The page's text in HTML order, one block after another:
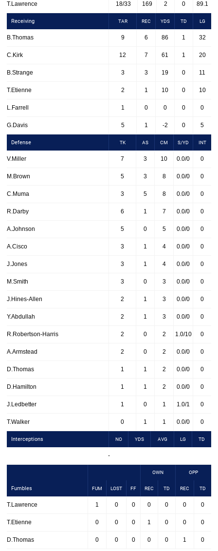
T.Lawrence 18/33 169 2 0 89.1
Receiving TAR REC YDS TD LG
B.Thomas 9 6 86 1 32
C.Kirk 12 7 61 1 20
B.Strange 3 3 19 0 11
T.Etienne 2 1 10 0 10
L.Farrell 1 0 0 0 0
G.Davis 5 1 -2 0 5
Defense TK AS CM S/YD INT
V.Miller 7 3 10 0.0/0 0
M.Brown 5 3 8 0.0/0 0
C.Muma 3 5 8 0.0/0 0
R.Darby 6 1 7 0.0/0 0
A.Johnson 5 0 5 0.0/0 0
A.Cisco 3 1 4 0.0/0 0
J.Jones 3 1 4 0.0/0 0
M.Smith 3 0 3 0.0/0 0
J.Hines-Allen 2 1 3 0.0/0 0
Y.Abdullah 2 1 3 0.0/0 0
R.Robertson-Harris 2 0 2 1.0/10 0
A.Armstead 2 0 2 0.0/0 0
D.Thomas 1 1 2 0.0/0 0
D.Hamilton 1 1 2 0.0/0 0
J.Ledbetter 1 0 1 1.0/1 0
T.Walker 0 1 1 0.0/0 0
Interceptions NO YDS AVG LG TD
-
OWN OPP
Fumbles FUM LOST FF REC TD REC TD
T.Lawrence 1 0 0 0 0 0 0
T.Etienne 0 0 0 1 0 0 0
D.Thomas 0 0 0 0 0 1 0